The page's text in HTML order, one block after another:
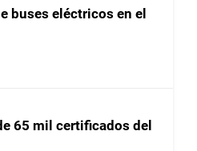
buses eléctricos en el
65 mil certificados del